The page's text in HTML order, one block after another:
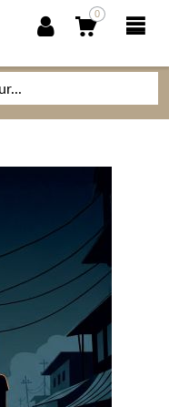
0
SAVOIRS